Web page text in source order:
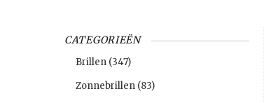
CATEGORIEËN
Brillen (347)
Zonnebrillen (83)